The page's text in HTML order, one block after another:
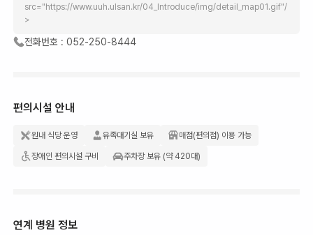
src="https://www.uuh.ulsan.kr/04_Introduce/img/detail_map01.gif"/
>
전화번호 : 052-250-8444
편의시설 안내
원내 식당 운영 유족대기실 보유 매점(편의점) 이용 가능
장애인 편의시설 구비 주차장 보유 (약 420대)
연계 병원 정보